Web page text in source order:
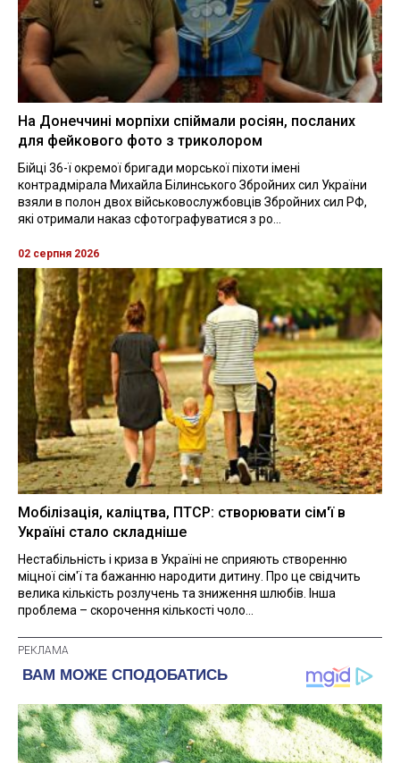
На Донеччині морпіхи спіймали росіян, посланих
для фейкового фото з триколором
Бійці 36-ї окремої бригади морської піхоти імені
контрадмірала Михайла Білинського Збройних сил України
взяли в полон двох військовослужбовців Збройних сил РФ,
які отримали наказ сфотографуватися з ро...
02 серпня 2026
Мобілізація, каліцтва, ПТСР: створювати сім'ї в
Україні стало складніше
Нестабільність і криза в Україні не сприяють створенню
міцної сім'ї та бажанню народити дитину. Про це свідчить
велика кількість розлучень та зниження шлюбів. Інша
проблема – скорочення кількості чоло...